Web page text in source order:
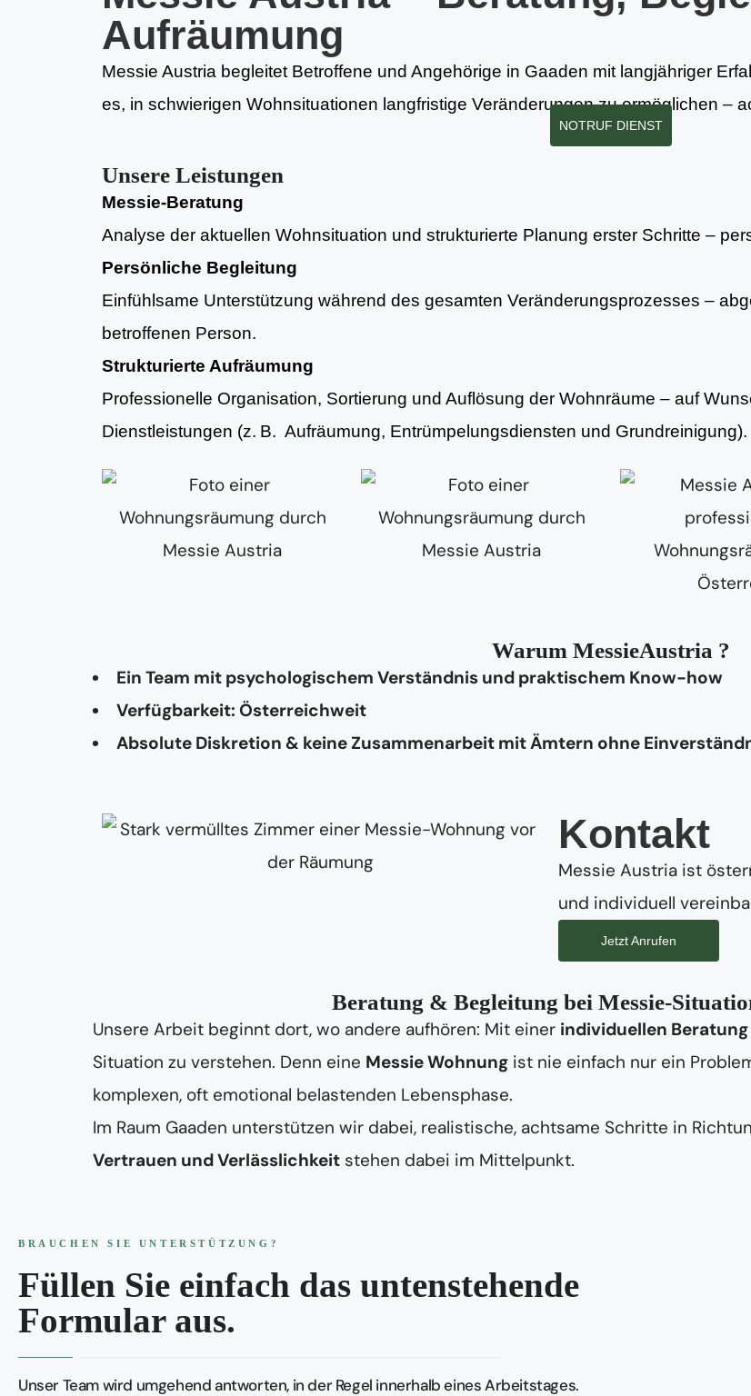
Aufräumung
Messie Austria begleitet Betroffene und Angehörige in Gaaden mit langjähriger
es, in schwierigen Wohnsituationen langfristige Veränderungen zu ermöglichen –
NOTRUF DIENST
Unsere Leistungen
Messie-Beratung
Analyse der aktuellen Wohnsituation und strukturierte Planung erster Schritte –
Persönliche Begleitung
Einfühlsame Unterstützung während des gesamten Veränderungsprozesses –
betroffenen Person.
Strukturierte Aufräumung
Professionelle Organisation, Sortierung und Auflösung der Wohnräume – auf
Dienstleistungen (z. B. Aufräumung, Entrümpelungsdiensten und Grundreinigung).
Warum MessieAustria ?
Ein Team mit psychologischem Verständnis und praktischem Know-how
Verfügbarkeit: Österreichweit
Absolute Diskretion & keine Zusammenarbeit mit Ämtern ohne
Kontakt
Messie Austria ist
und individuell
Jetzt Anrufen
Beratung & Begleitung bei Messie-
Unsere Arbeit beginnt dort, wo andere aufhören: Mit einer individuellen Beratung
Situation zu verstehen. Denn eine Messie Wohnung ist nie einfach nur ein
komplexen, oft emotional belastenden Lebensphase.
Im Raum Gaaden unterstützen wir dabei, realistische, achtsame Schritte in
Vertrauen und Verlässlichkeit stehen dabei im Mittelpunkt.
BRAUCHEN SIE UNTERSTÜTZUNG?
Füllen Sie einfach das untenstehende
Formular aus.
Unser Team wird umgehend antworten, in der Regel innerhalb eines Arbeitstages.